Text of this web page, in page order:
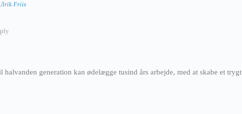
Friis
halvanden generation kan ødelægge tusind års arbejde, med at skabe et trygt